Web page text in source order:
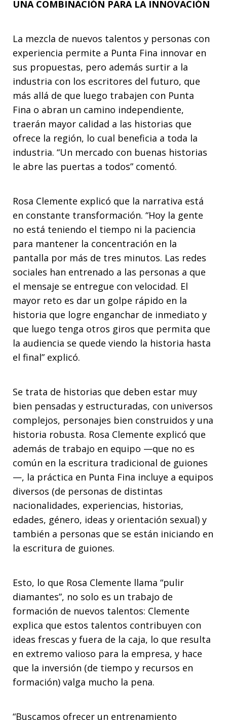
UNA COMBINACIÓN PARA LA INNOVACIÓN
La mezcla de nuevos talentos y personas con
experiencia permite a Punta Fina innovar en
sus propuestas, pero además surtir a la
industria con los escritores del futuro, que
más allá de que luego trabajen con Punta
Fina o abran un camino independiente,
traerán mayor calidad a las historias que
ofrece la región, lo cual beneficia a toda la
industria. “Un mercado con buenas historias
le abre las puertas a todos” comentó.
Rosa Clemente explicó que la narrativa está
en constante transformación. “Hoy la gente
no está teniendo el tiempo ni la paciencia
para mantener la concentración en la
pantalla por más de tres minutos. Las redes
sociales han entrenado a las personas a que
el mensaje se entregue con velocidad. El
mayor reto es dar un golpe rápido en la
historia que logre enganchar de inmediato y
que luego tenga otros giros que permita que
la audiencia se quede viendo la historia hasta
el final” explicó.
Se trata de historias que deben estar muy
bien pensadas y estructuradas, con universos
complejos, personajes bien construidos y una
historia robusta. Rosa Clemente explicó que
además de trabajo en equipo —que no es
común en la escritura tradicional de guiones
—, la práctica en Punta Fina incluye a equipos
diversos (de personas de distintas
nacionalidades, experiencias, historias,
edades, género, ideas y orientación sexual) y
también a personas que se están iniciando en
la escritura de guiones.
Esto, lo que Rosa Clemente llama “pulir
diamantes”, no solo es un trabajo de
formación de nuevos talentos: Clemente
explica que estos talentos contribuyen con
ideas frescas y fuera de la caja, lo que resulta
en extremo valioso para la empresa, y hace
que la inversión (de tiempo y recursos en
formación) valga mucho la pena.
“Buscamos ofrecer un entrenamiento